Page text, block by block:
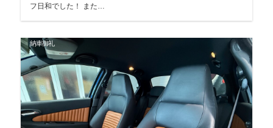
フ日和でした！ また…
納車御礼